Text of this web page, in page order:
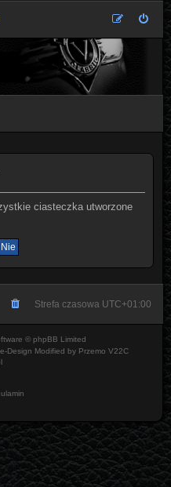
ciasteczka utworzone
Strefa czasowa UTC+01:00
© phpBB Limited
Design Modified by Przemo V22C